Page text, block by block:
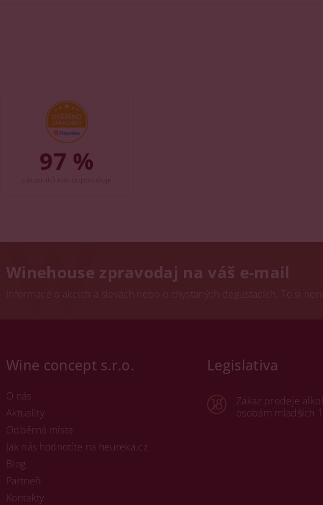
97 %
Winehouse zpravodaj na váš e-mail
Informace o akcích a slevách nebo o chystaných degustacích. To si
Wine concept s.r.o.
O nás
Aktuality
Odběrná místa
Jak nás hodnotíte na heureka.cz
Blog
Partneři
Kontakty
Legislativa
Zákaz prodeje
osobám mladších